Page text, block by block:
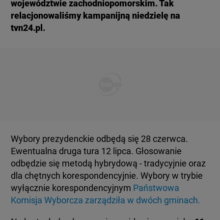
województwie zachodniopomorskim. Tak
relacjonowaliśmy kampanijną niedzielę na
tvn24.pl.
Wybory prezydenckie odbędą się 28 czerwca.
Ewentualna druga tura 12 lipca. Głosowanie
odbędzie się metodą hybrydową - tradycyjnie oraz
dla chętnych korespondencyjnie. Wybory w trybie
wyłącznie korespondencyjnym Państwowa
Komisja Wyborcza zarządziła w dwóch gminach.
KUJAWSKO-POMORSKIE
RZESZÓW
SZCZECIN
TOTERAZ
CIEKAWOSTKI
PROGRAMY
RAPORTY